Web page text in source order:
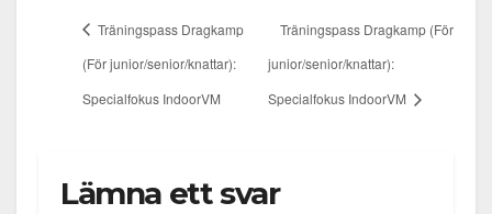
Träningspass Dragkamp
(För junior/senior/knattar):
Specialfokus IndoorVM
Träningspass Dragkamp (För
junior/senior/knattar):
Specialfokus IndoorVM
Lämna ett svar